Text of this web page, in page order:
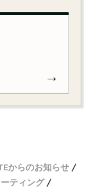
→
からのお知らせ
ティング